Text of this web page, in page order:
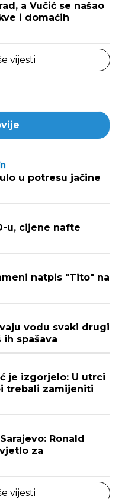
a Vučić se našao
i domaćih
vijesti
u potresu jačine
u, cijene nafte
natpis "Tito" na
vodu svaki drugi
spašava
je izgorjelo: U utrci
trebali zamijeniti
Ronald
za
vijesti